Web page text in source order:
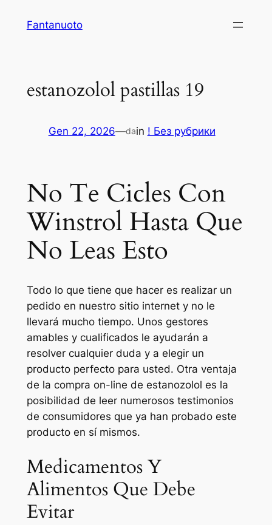
Fantanuoto
estanozolol pastillas 19
Gen 22, 2026—dain ! Без рубрики
No Te Cicles Con
Winstrol Hasta Que
No Leas Esto
Todo lo que tiene que hacer es realizar un
pedido en nuestro sitio internet y no le
llevará mucho tiempo. Unos gestores
amables y cualificados le ayudarán a
resolver cualquier duda y a elegir un
producto perfecto para usted. Otra ventaja
de la compra on-line de estanozolol es la
posibilidad de leer numerosos testimonios
de consumidores que ya han probado este
producto en sí mismos.
Medicamentos Y
Alimentos Que Debe
Evitar